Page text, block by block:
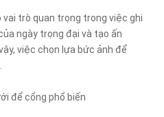
vai trò quan trọng trong việc ghi
ngày trọng đại và tạo ấn
việc chọn lựa bức ảnh để
để cổng phổ biến